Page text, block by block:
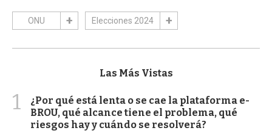
ONU Elecciones 2024
Las Más Vistas
1
¿Por qué está lenta o se cae la plataforma e-
BROU, qué alcance tiene el problema, qué
riesgos hay y cuándo se resolverá?